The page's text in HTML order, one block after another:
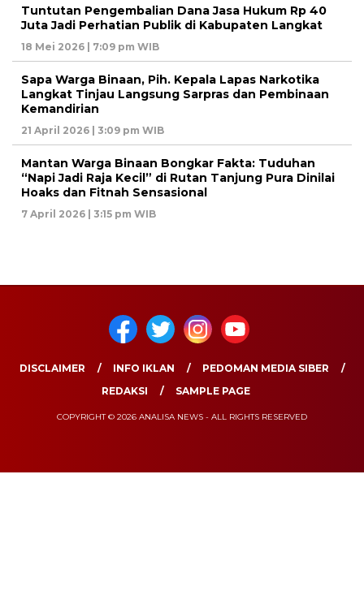
Tuntutan Pengembalian Dana Jasa Hukum Rp 40
Juta Jadi Perhatian Publik di Kabupaten Langkat
18 Mei 2026 | 7:09 pm WIB
Sapa Warga Binaan, Pih. Kepala Lapas Narkotika
Langkat Tinjau Langsung Sarpras dan Pembinaan
Kemandirian
21 April 2026 | 3:09 pm WIB
Mantan Warga Binaan Bongkar Fakta: Tuduhan
“Napi Jadi Raja Kecil” di Rutan Tanjung Pura Dinilai
Hoaks dan Fitnah Sensasional
7 April 2026 | 3:15 pm WIB
DISCLAIMER INFO IKLAN
PEDOMAN MEDIA SIBER
REDAKSI
SAMPLE PAGE
COPYRIGHT © 2026 ANALISA NEWS - ALL RIGHTS RESERVED